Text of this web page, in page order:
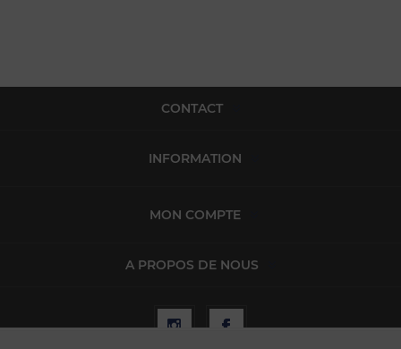
CONTACT
INFORMATION
MON COMPTE
A PROPOS DE NOUS